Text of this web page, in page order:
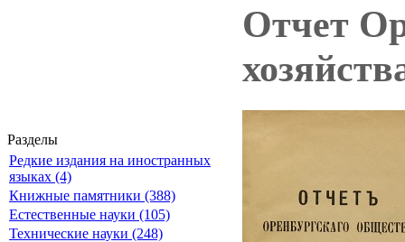
Разделы
Редкие издания на иностранных
языках (4)
Книжные памятники (388)
Естественные науки (105)
Технические науки (248)
Отчет